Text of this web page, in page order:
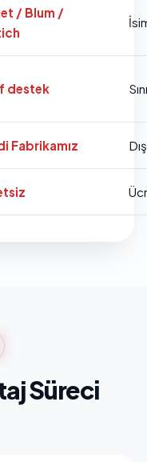
/ Blum /
destek
Fabrikamız
Süreci